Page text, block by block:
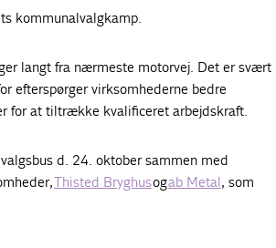
kommunalvalgkamp.
langt fra nærmeste motorvej. Det er svært
efterspørger virksomhederne bedre
for at tiltrække kvalificeret arbejdskraft.
d. 24. oktober sammen med
Thisted Bryghusogab Metal, som